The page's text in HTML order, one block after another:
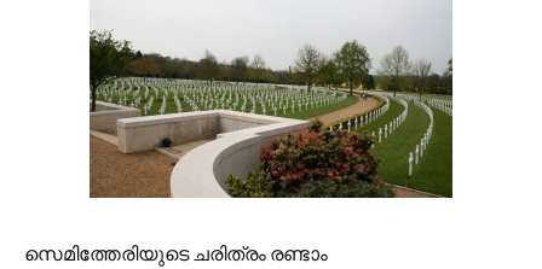
സെമിത്തേരിയുടെ ചരിത്രം രണ്ടാം